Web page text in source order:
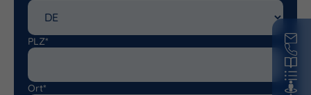
PLZ*
Ort*